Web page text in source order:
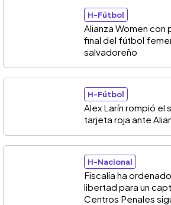
H-Fútbol
Alianza Women con
final del fútbol
salvadoreño
H-Fútbol
Alex Larín rompió el
tarjeta roja ante
H-Nacional
Fiscalía ha
libertad para un
Centros Penales